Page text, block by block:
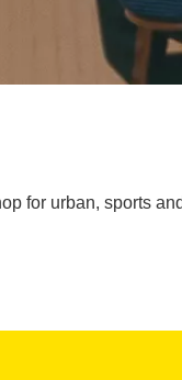
for urban, sports